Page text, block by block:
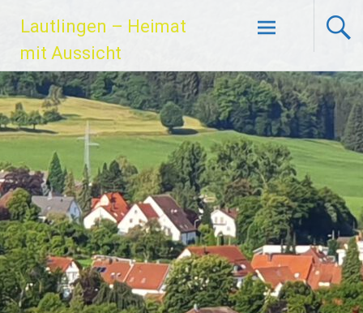
Inhalt
springen
Lautlingen – Heimat
mit Aussicht